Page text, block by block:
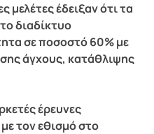
μελέτες έδειξαν ότι τα
διαδίκτυο
σε ποσοστό 60% με
άγχους, κατάθλιψης
έρευνες
τον εθισμό στο